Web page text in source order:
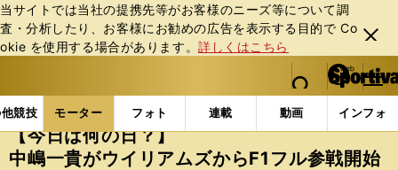
当サイトでは当社の提携先等がお客様のニーズ等について調
査・分析したり、お客様にお勧めの広告を表⽰する⽬的で Co
okie を使⽤する場合があります。詳しくはこちら
閉じ
る
web Sportiva (webスポルティーバ)
検索
マイペ
ー
ジ
メニュ
競技 モーター フォト 連載 動画 インフォ
b
ス
ポ
ル
モーターの記事一覧 モーター F1 【今日は何の
【今日は何の日？】
中嶋一貴がウイリアムズからF1フル参戦開始